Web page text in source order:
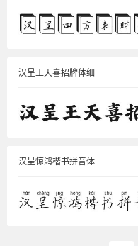
汉呈王天喜招牌体细
汉呈惊鸿楷书拼音体